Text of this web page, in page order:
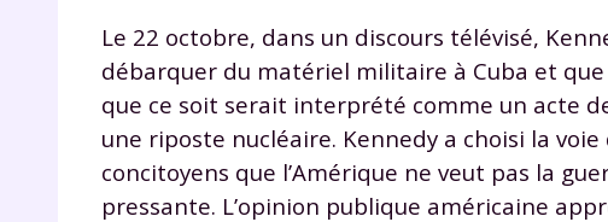
Le 22 octobre, dans un discours télévisé,
débarquer du matériel militaire à Cuba et
que ce soit serait interprété comme un acte
une riposte nucléaire. Kennedy a choisi la
concitoyens que l’Amérique ne veut pas la
pressante. L’opinion publique américaine
Votre adresse
newsletter.
désinscription
de vos
notre charte.